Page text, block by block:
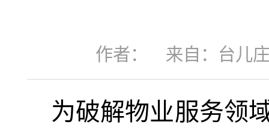
作者： 来自：台儿
为破解物业服务领